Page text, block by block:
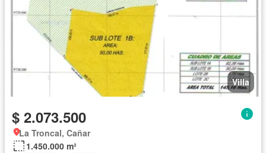
Villa
$ 2.073.500
La Troncal, Cañar
1.450.000 m²